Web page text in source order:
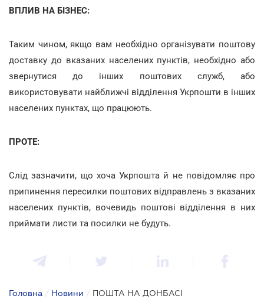
ВПЛИВ НА БІЗНЕС:
Таким чином, якщо вам необхідно організувати поштову
доставку до вказаних населених пунктів, необхідно або
звернутися до інших поштових служб, або
використовувати найближчі відділення Укрпошти в інших
населених пунктах, що працюють.
ПРОТЕ:
Слід зазначити, що хоча Укрпошта й не повідомляє про
припинення пересилки поштових відправлень з вказаних
населених пунктів, вочевидь поштові відділення в них
приймати листи та посилки не будуть.
Головна / Новини / ПОШТА НА ДОНБАСІ